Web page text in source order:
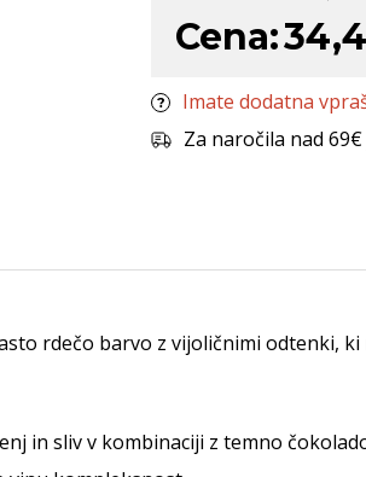
Cena:
Imate dodatna
Za naročila nad
rdečo barvo z vijoličnimi odtenki,
in sliv v kombinaciji z temno